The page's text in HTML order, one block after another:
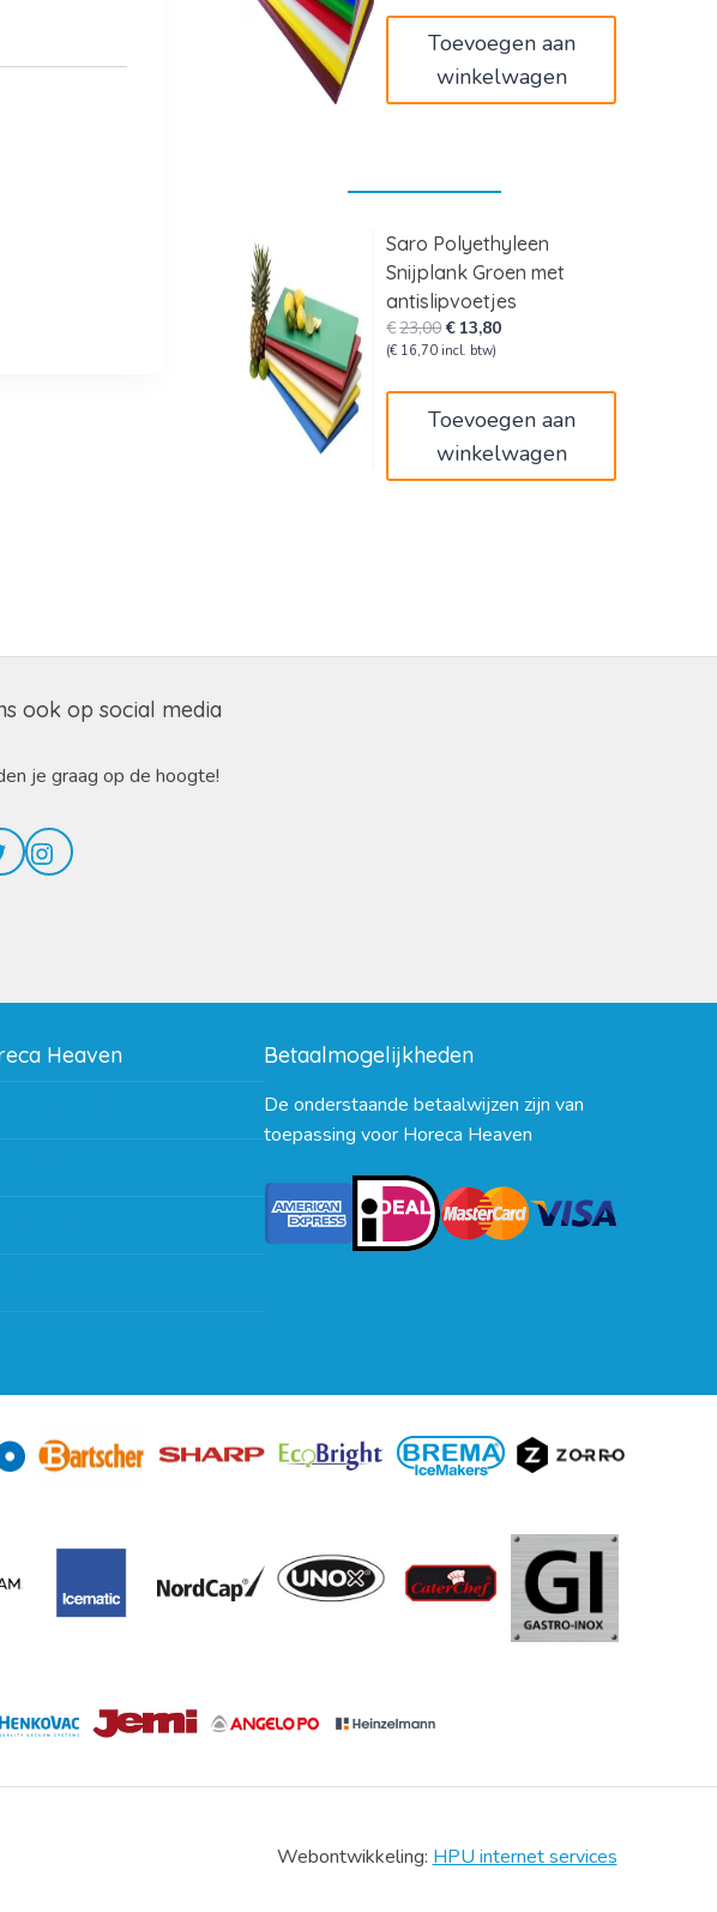
Toevoegen aan
winkelwagen
Saro Polyethyleen
Snijplank Groen met
antislipvoetjes
€23,00Oorspronkelijke
prijs
€ 13,80Huidige
(€ 16,70 incl. btw)
Toevoegen aan
winkelwagen
ook op social media
je graag op de hoogte!
Instagram
Heaven Betaalmogelijkheden
De onderstaande betaalwijzen zijn van
toepassing voor Horeca Heaven
Webontwikkeling: HPU internet services